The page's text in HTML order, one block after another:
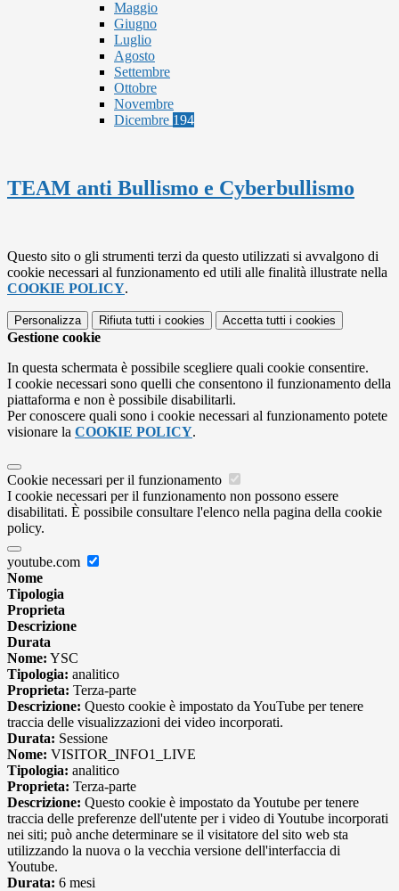
Maggio
Giugno
Luglio
Agosto
Settembre
Ottobre
Novembre
Dicembre 194
TEAM anti Bullismo e Cyberbullismo
Questo sito o gli strumenti terzi da questo utilizzati si avvalgono di
cookie necessari al funzionamento ed utili alle finalità illustrate nella
COOKIE POLICY.
Personalizza Rifiuta tutti i cookies Accetta tutti i cookies
Gestione cookie
In questa schermata è possibile scegliere quali cookie consentire.
I cookie necessari sono quelli che consentono il funzionamento della
piattaforma e non è possibile disabilitarli.
Per conoscere quali sono i cookie necessari al funzionamento potete
visionare la COOKIE POLICY.
Cookie necessari per il funzionamento
I cookie necessari per il funzionamento non possono essere
disabilitati. È possibile consultare l'elenco nella pagina della cookie
policy.
youtube.com
Nome
Tipologia
Proprieta
Descrizione
Durata
Nome: YSC
Tipologia: analitico
Proprieta: Terza-parte
Descrizione: Questo cookie è impostato da YouTube per tenere
traccia delle visualizzazioni dei video incorporati.
Durata: Sessione
Nome: VISITOR_INFO1_LIVE
Tipologia: analitico
Proprieta: Terza-parte
Descrizione: Questo cookie è impostato da Youtube per tenere
traccia delle preferenze dell'utente per i video di Youtube incorporati
nei siti; può anche determinare se il visitatore del sito web sta
utilizzando la nuova o la vecchia versione dell'interfaccia di
Youtube.
Durata: 6 mesi